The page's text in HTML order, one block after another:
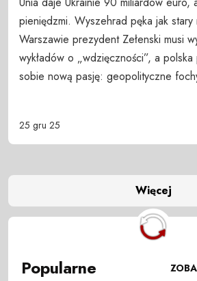
pieniędzmi. Wyszehrad pęka jak
Warszawie prezydent Zełenski musi
wykładów o „wdzięczności”, a
sobie nową pasję: geopolityczne
25 gru 25
Więcej
Popularne